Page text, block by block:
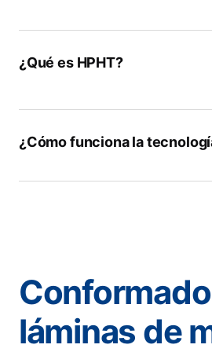
¿Qué es HPHT?
¿Cómo funciona la
láminas de